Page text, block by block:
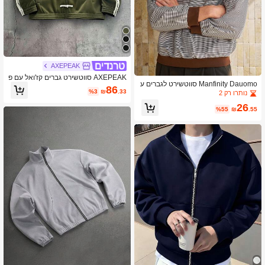
Manfinity Dauomo סווטשירט לגברים ע
ם שוליים צבעוניים, סתיו, חולצה עם שרוו
נותרו רק 2
₪26.55
%55
AXEPEAK
AXEPEAK סווטשירט גברים קז'ואל עם פ
סים ובלוקים של צבע לסתיו/חורף
₪86.33
%3